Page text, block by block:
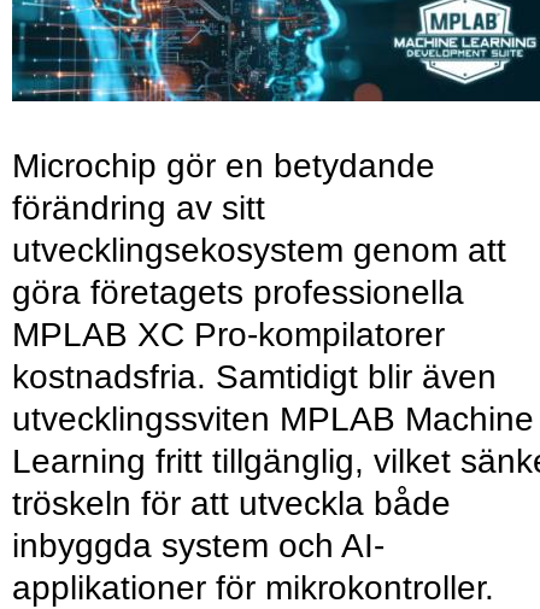
Microchip gör en betydande
förändring av sitt
utvecklingsekosystem genom att
göra företagets professionella
MPLAB XC Pro-kompilatorer
kostnadsfria. Samtidigt blir även
utvecklingssviten MPLAB Machine
Learning fritt tillgänglig, vilket
tröskeln för att utveckla både
inbyggda system och AI-
applikationer för mikrokontroller.